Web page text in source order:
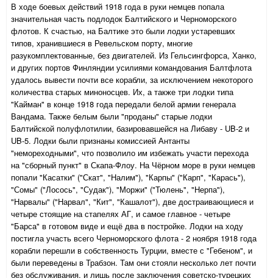
В ходе боевых действий 1918 года в руки немцев попала
значительная часть подлодок Балтийского и Черноморского
флотов. К счастью, на Балтике это были лодки устаревших
типов, хранившиеся в Ревельском порту, многие
разукомплектованные, без двигателей. Из Гельсингфорса, Ханко,
и других портов Финляндии усилиями командования Балтфлота
удалось вывести почти все корабли, за исключением некоторого
количества старых миноносцев. Их, а также три лодки типа
"Кайман" в конце 1918 года передали белой армии генерала
Вандама. Также белым были "проданы" старые лодки
Балтийской полуфлотилии, базировавшейся на Либаву - UB-2 и
UB-5. Лодки были признаны комиссией Антанты
"немореходными", что позволило им избежать участи перехода
на "сборный пункт" в Скапа-Флоу. На Чёрном море в руки немцев
попали "Касатки" ("Скат", "Налим"), "Карпы" ("Карп", "Карась"),
"Сомы" ("Лосось", "Судак"), "Моржи" ("Тюлень", "Нерпа"),
"Нарвалы" ("Нарвал", "Кит", "Кашалот"), две достраивающиеся и
четыре стоящие на стапелях АГ, и самое главное - четыре
"Барса" в готовом виде и ещё два в постройке. Лодки на ходу
постигла участь всего Черноморского флота - 2 ноября 1918 года
корабли перешли в собственность Турции, вместе с "Гебеном", и
были переведены в Трабзон. Там они стояли несколько лет почти
без обслуживания, и лишь после заключения советско-турецких